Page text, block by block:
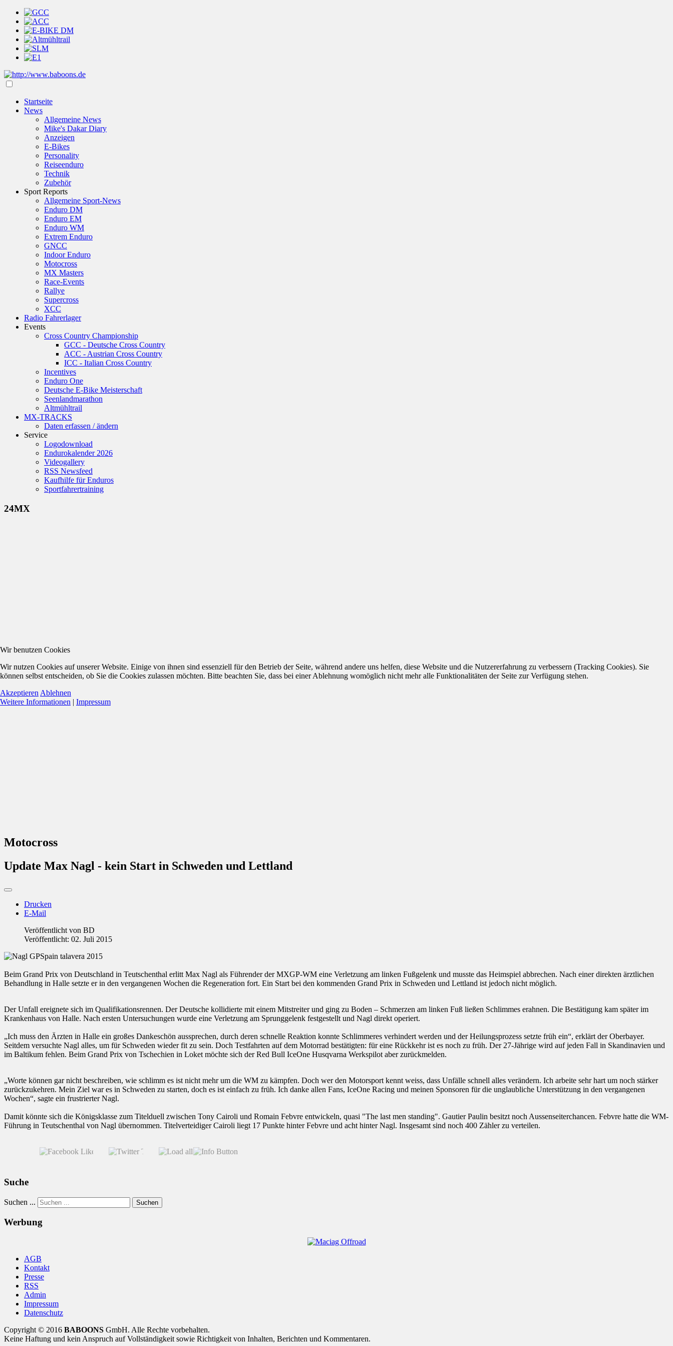
Startseite
News
Allgemeine News
Mike's Dakar Diary
Anzeigen
E-Bikes
Personality
Reiseenduro
Technik
Zubehör
Sport Reports
Allgemeine Sport-News
Enduro DM
Enduro EM
Enduro WM
Extrem Enduro
GNCC
Indoor Enduro
Motocross
MX Masters
Race-Events
Rallye
Supercross
XCC
Radio Fahrerlager
Events
Cross Country Championship
GCC - Deutsche Cross Country
ACC - Austrian Cross Country
ICC - Italian Cross Country
Incentives
Enduro One
Deutsche E-Bike Meisterschaft
Seenlandmarathon
Altmühltrail
MX-TRACKS
Daten erfassen / ändern
Service
Logodownload
Endurokalender 2026
Videogallery
RSS Newsfeed
Kaufhilfe für Enduros
Sportfahrertraining
24MX
Motocross
Update Max Nagl - kein Start in Schweden und Lettland
Drucken
E-Mail
Veröffentlicht von BD
Veröffentlicht: 02. Juli 2015
Beim Grand Prix von Deutschland in Teutschenthal erlitt Max Nagl als Führender der MXGP-WM eine Verletzung am linken Fußgelenk und musste das Heimspiel abbrechen. Nach einer direkten ärztlichen
Behandlung in Halle setzte er in den vergangenen Wochen die Regeneration fort. Ein Start bei den kommenden Grand Prix in Schweden und Lettland ist jedoch nicht möglich.
Der Unfall ereignete sich im Qualifikationsrennen. Der Deutsche kollidierte mit einem Mitstreiter und ging zu Boden – Schmerzen am linken Fuß ließen Schlimmes erahnen. Die Bestätigung kam später im
Krankenhaus von Halle. Nach ersten Untersuchungen wurde eine Verletzung am Sprunggelenk festgestellt und Nagl direkt operiert.
„Ich muss den Ärzten in Halle ein großes Dankeschön aussprechen, durch deren schnelle Reaktion konnte Schlimmeres verhindert werden und der Heilungsprozess setzte früh ein“, erklärt der Oberbayer.
Seitdem versuchte Nagl alles, um für Schweden wieder fit zu sein. Doch Testfahrten auf dem Motorrad bestätigten: für eine Rückkehr ist es noch zu früh. Der 27-Jährige wird auf jeden Fall in Skandinavien und
im Baltikum fehlen. Beim Grand Prix von Tschechien in Loket möchte sich der Red Bull IceOne Husqvarna Werkspilot aber zurückmelden.
„Worte können gar nicht beschreiben, wie schlimm es ist nicht mehr um die WM zu kämpfen. Doch wer den Motorsport kennt weiss, dass Unfälle schnell alles verändern. Ich arbeite sehr hart um noch stärker
zurückzukehren. Mein Ziel war es in Schweden zu starten, doch es ist einfach zu früh. Ich danke allen Fans, IceOne Racing und meinen Sponsoren für die unglaubliche Unterstützung in den vergangenen
Wochen“, sagte ein frustrierter Nagl.
Damit könnte sich die Königsklasse zum Titelduell zwischen Tony Cairoli und Romain Febvre entwickeln, quasi "The last men standing". Gautier Paulin besitzt noch Aussenseiterchancen. Febvre hatte die WM-
Führung in Teutschenthal von Nagl übernommen. Titelverteidiger Cairoli liegt 17 Punkte hinter Febvre und acht hinter Nagl. Insgesamt sind noch 400 Zähler zu verteilen.
Suche
Suchen ... Suchen
Werbung
AGB
Kontakt
Presse
RSS
Admin
Impressum
Datenschutz
Copyright © 2016 BABOONS GmbH. Alle Rechte vorbehalten.
Keine Haftung und kein Anspruch auf Vollständigkeit sowie Richtigkeit von Inhalten, Berichten und Kommentaren.
Wir benutzen Cookies
Wir nutzen Cookies auf unserer Website. Einige von ihnen sind essenziell für den Betrieb der Seite, während andere uns helfen, diese Website und die Nutzererfahrung zu verbessern (Tracking Cookies). Sie
können selbst entscheiden, ob Sie die Cookies zulassen möchten. Bitte beachten Sie, dass bei einer Ablehnung womöglich nicht mehr alle Funktionalitäten der Seite zur Verfügung stehen.
Akzeptieren Ablehnen
Weitere Informationen | Impressum